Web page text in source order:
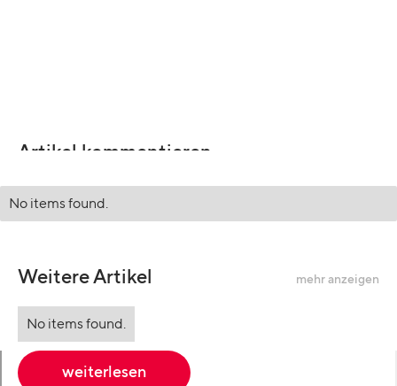
Artikel kommentieren
No items found.
Weitere Artikel mehr anzeigen
No items found.
weiterlesen